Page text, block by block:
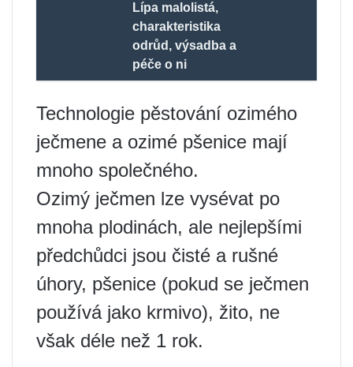
Lípa malolistá,
charakteristika
odrůd, výsadba a
péče o ni
Technologie pěstování ozimého
ječmene a ozimé pšenice mají
mnoho společného.
Ozimý ječmen lze vysévat po
mnoha plodinách, ale nejlepšími
předchůdci jsou čisté a rušné
úhory, pšenice (pokud se ječmen
používá jako krmivo), žito, ne
však déle než 1 rok.